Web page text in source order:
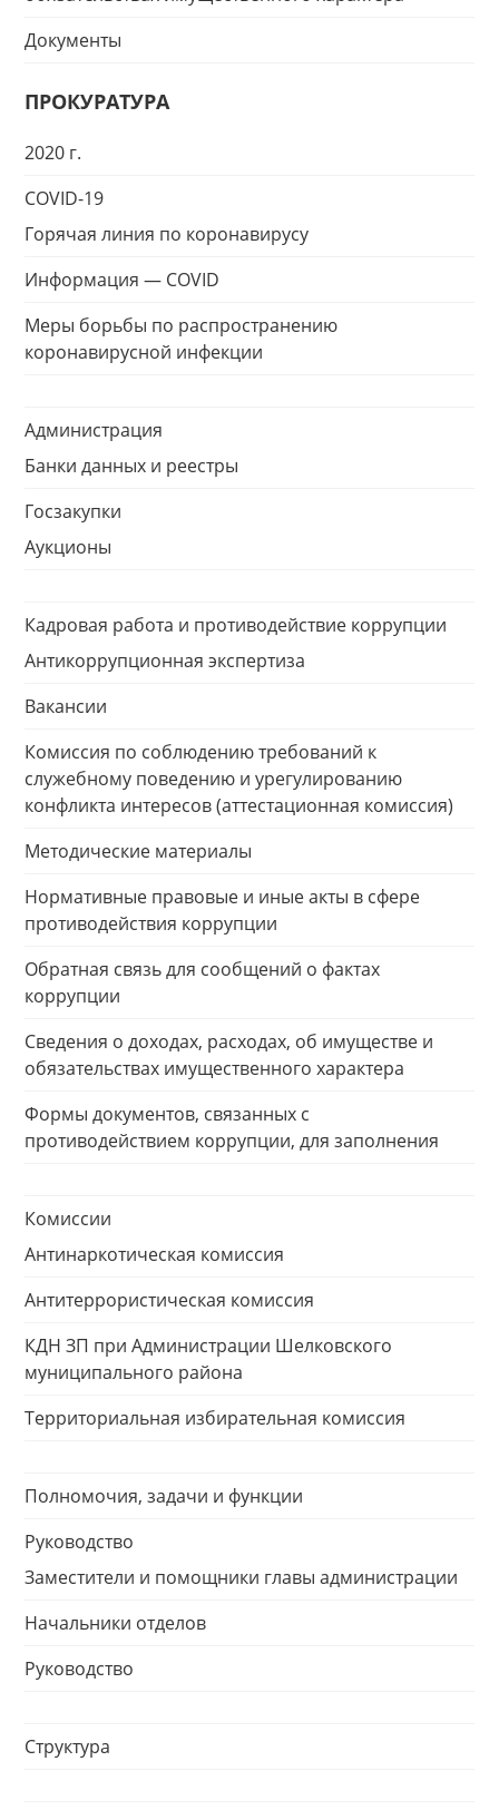
Документы
ПРОКУРАТУРА
2020 г.
COVID-19
Горячая линия по коронавирусу
Информация — COVID
Меры борьбы по распространению
коронавирусной инфекции
Администрация
Банки данных и реестры
Госзакупки
Аукционы
Кадровая работа и противодействие коррупции
Антикоррупционная экспертиза
Вакансии
Комиссия по соблюдению требований к
служебному поведению и урегулированию
конфликта интересов (аттестационная комиссия)
Методические материалы
Нормативные правовые и иные акты в сфере
противодействия коррупции
Обратная связь для сообщений о фактах
коррупции
Сведения о доходах, расходах, об имуществе и
обязательствах имущественного характера
Формы документов, связанных с
противодействием коррупции, для заполнения
Комиссии
Антинаркотическая комиссия
Антитеррористическая комиссия
КДН ЗП при Администрации Шелковского
муниципального района
Территориальная избирательная комиссия
Полномочия, задачи и функции
Руководство
Заместители и помощники главы администрации
Начальники отделов
Руководство
Структура